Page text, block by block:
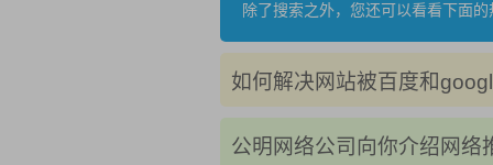
除了搜索之外，您还可以看看下面
如何解决网站被百度和
公明网络公司向你介绍网络